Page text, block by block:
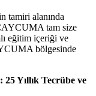
tamiri alanında
tam size
eğitim içeriği ve
bölgesinde
Yıllık Tecrübe ve